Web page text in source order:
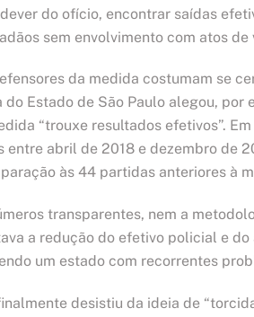
do ofício, encontrar saídas
sem envolvimento com atos de
da medida costumam se
do Estado de São Paulo alegou,
“trouxe resultados efetivos”.
entre abril de 2018 e dezembro de
às 44 partidas anteriores à
transparentes, nem a
a redução do efetivo policial e
um estado com recorrentes
desistiu da ideia de